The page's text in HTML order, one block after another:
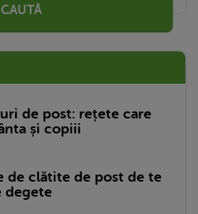
CAUTĂ
de post: rețete care
și copiii
de clătite de post de te
degete